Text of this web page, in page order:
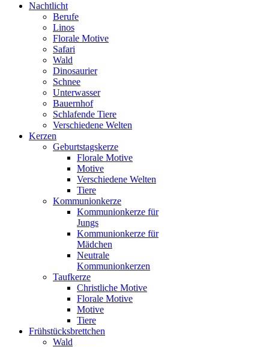
Nachtlicht
Berufe
Linos
Florale Motive
Safari
Wald
Dinosaurier
Schnee
Unterwasser
Bauernhof
Schlafende Tiere
Verschiedene Welten
Kerzen
Geburtstagskerze
Florale Motive
Motive
Verschiedene Welten
Tiere
Kommunionkerze
Kommunionkerze für
Jungs
Kommunionkerze für
Mädchen
Neutrale
Kommunionkerzen
Taufkerze
Christliche Motive
Florale Motive
Motive
Tiere
Frühstücksbrettchen
Wald